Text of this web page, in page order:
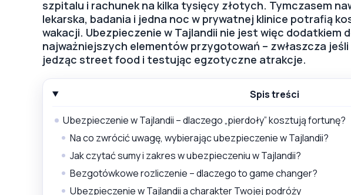
szpitalu i rachunek na kilka tysięcy złotych. Tymczasem
lekarska, badania i jedna noc w prywatnej klinice potrafią
wakacji. Ubezpieczenie w Tajlandii nie jest więc dodatkiem
najważniejszych elementów przygotowań – zwłaszcza
jedząc street food i testując egzotyczne atrakcje.
Spis treści
Ubezpieczenie w Tajlandii – dlaczego „pierdoły” kosztują fortunę?
Na co zwrócić uwagę, wybierając ubezpieczenie w Tajlandii?
Jak czytać sumy i zakres w ubezpieczeniu w Tajlandii?
Bezgotówkowe rozliczenie – dlaczego to game changer?
Ubezpieczenie w Tajlandii a charakter Twojej podróży